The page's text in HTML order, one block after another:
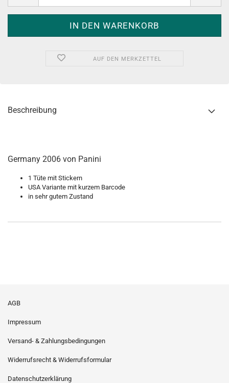
AUF DEN MERKZETTEL
Beschreibung
Germany 2006 von Panini
1 Tüte mit Stickern
USA Variante mit kurzem Barcode
in sehr gutem Zustand
AGB
Impressum
Versand- & Zahlungsbedingungen
Widerrufsrecht & Widerrufsformular
Datenschutzerklärung